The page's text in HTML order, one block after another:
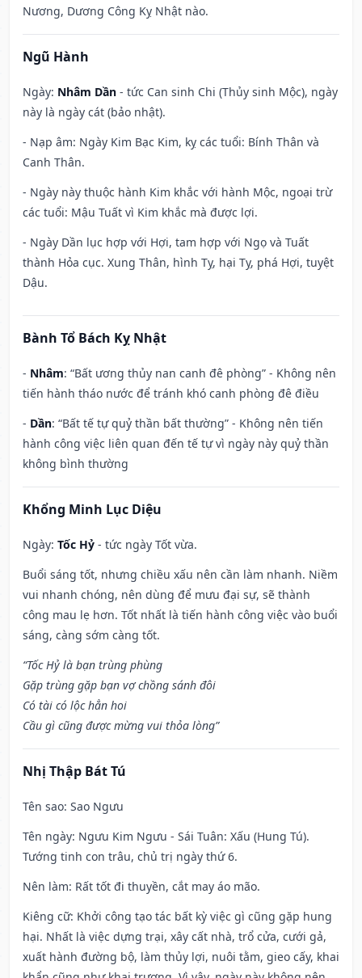
Nương, Dương Công Kỵ Nhật nào.
Ngũ Hành
Ngày: Nhâm Dần - tức Can sinh Chi (Thủy sinh Mộc), ngày
này là ngày cát (bảo nhật).
- Nạp âm: Ngày Kim Bạc Kim, kỵ các tuổi: Bính Thân và
Canh Thân.
- Ngày này thuộc hành Kim khắc với hành Mộc, ngoại trừ
các tuổi: Mậu Tuất vì Kim khắc mà được lợi.
- Ngày Dần lục hợp với Hợi, tam hợp với Ngọ và Tuất
thành Hỏa cục. Xung Thân, hình Tỵ, hại Tỵ, phá Hợi, tuyệt
Dậu.
Bành Tổ Bách Kỵ Nhật
- Nhâm: “Bất ương thủy nan canh đê phòng” - Không nên
tiến hành tháo nước để tránh khó canh phòng đê điều
- Dần: “Bất tế tự quỷ thần bất thường” - Không nên tiến
hành công việc liên quan đến tế tự vì ngày này quỷ thần
không bình thường
Khổng Minh Lục Diệu
Ngày: Tốc Hỷ - tức ngày Tốt vừa.
Buổi sáng tốt, nhưng chiều xấu nên cần làm nhanh. Niềm
vui nhanh chóng, nên dùng để mưu đại sự, sẽ thành
công mau lẹ hơn. Tốt nhất là tiến hành công việc vào buổi
sáng, càng sớm càng tốt.
“Tốc Hỷ là bạn trùng phùng
Gặp trùng gặp bạn vợ chồng sánh đôi
Có tài có lộc hẳn hoi
Cầu gì cũng được mừng vui thỏa lòng”
Nhị Thập Bát Tú
Tên sao: Sao Ngưu
Tên ngày: Ngưu Kim Ngưu - Sái Tuân: Xấu (Hung Tú).
Tướng tinh con trâu, chủ trị ngày thứ 6.
Nên làm: Rất tốt đi thuyền, cắt may áo mão.
Kiêng cữ: Khởi công tạo tác bất kỳ việc gì cũng gặp hung
hại. Nhất là việc dựng trại, xây cất nhà, trổ cửa, cưới gả,
xuất hành đường bộ, làm thủy lợi, nuôi tằm, gieo cấy, khai